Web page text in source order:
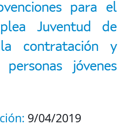
para el
Juventud de
contratación y
jóvenes
9/04/2019